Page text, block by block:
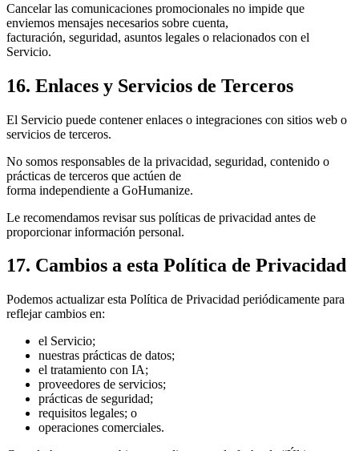
Cancelar las comunicaciones promocionales no impide que
enviemos mensajes necesarios sobre cuenta,
facturación, seguridad, asuntos legales o relacionados con el
Servicio.
16. Enlaces y Servicios de Terceros
El Servicio puede contener enlaces o integraciones con sitios web o
servicios de terceros.
No somos responsables de la privacidad, seguridad, contenido o
prácticas de terceros que actúen de
forma independiente a GoHumanize.
Le recomendamos revisar sus políticas de privacidad antes de
proporcionar información personal.
17. Cambios a esta Política de Privacidad
Podemos actualizar esta Política de Privacidad periódicamente para
reflejar cambios en:
el Servicio;
nuestras prácticas de datos;
el tratamiento con IA;
proveedores de servicios;
prácticas de seguridad;
requisitos legales; o
operaciones comerciales.